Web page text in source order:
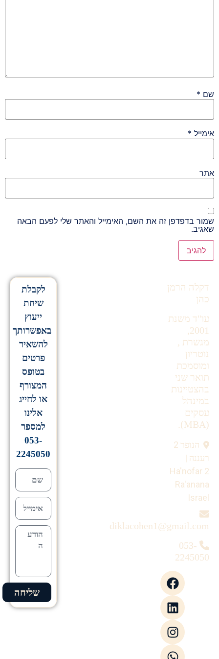
שם *
אימייל *
אתר
שמור בדפדפן זה את השם, האימייל והאתר שלי לפעם הבאה
שאגיב.
דקלה הרמן
כהן
עו"ד משנת
2001,
מגשרת ,
נוטריון
ומוסמכת
תואר שני
בהצטיינות
במינהל
עסקים
(MBA).
הנופר 2
רעננה |
Ha'nofar 2
Ra'anana
Israel
diklacohen1@gmail.com
053-
2245050
לקבלת
שיחת
ייעוץ
באפשרותך
להשאיר
פרטים
בטופס
המצורף
או לחייג
אלינו
למספר
053-
2245050
שליחה
Alternative: